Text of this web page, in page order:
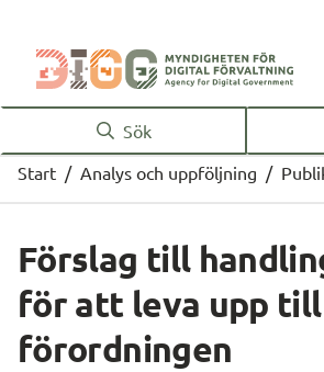
Sök
Start / Analys och uppföljning /
Förslag till
för att leva upp till
förordningen